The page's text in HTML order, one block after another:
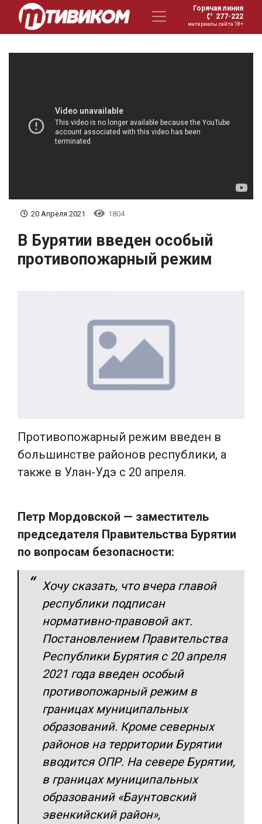
Горячая линия
277-222
материалы сайта 18+
20 Апреля 2021 1804
В Бурятии введен особый
противопожарный режим
Противопожарный режим введен в
большинстве районов республики, а
также в Улан-Удэ с 20 апреля.
Петр Мордовской — заместитель
председателя Правительства Бурятии
по вопросам безопасности:
Хочу сказать, что вчера главой
республики подписан
нормативно-правовой акт.
Постановлением Правительства
Республики Бурятия с 20 апреля
2021 года введен особый
противопожарный режим в
границах муниципальных
образований. Кроме северных
районов на территории Бурятии
вводится ОПР. На севере Бурятии,
в границах муниципальных
образований «Баунтовский
эвенкийский район»,